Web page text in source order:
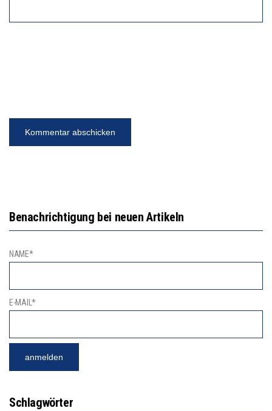
Benachrichtigung bei neuen Artikeln
NAME*
E-MAIL*
Schlagwörter